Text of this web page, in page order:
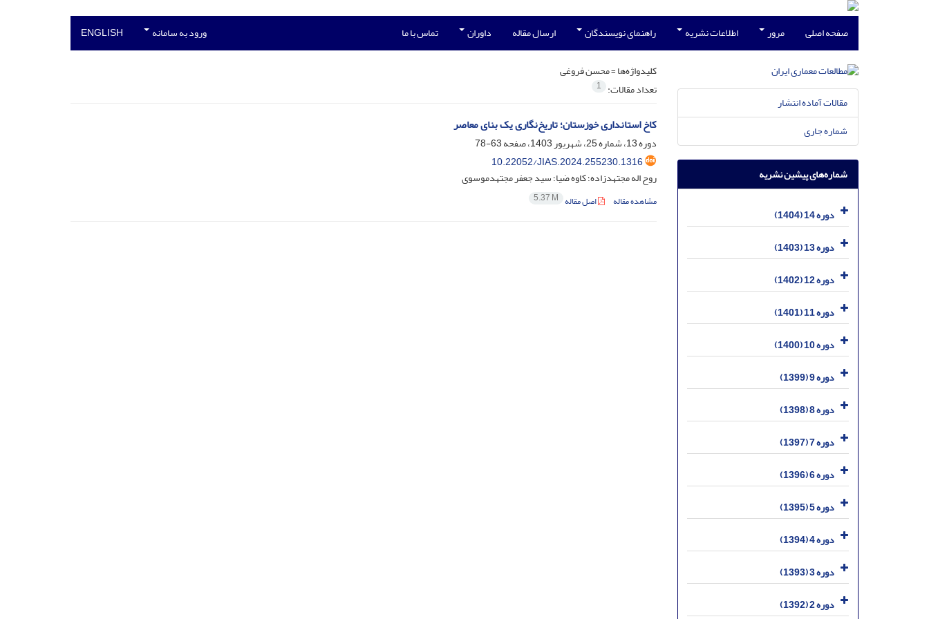
صفحه اصلی مرور اطلاعات نشریه راهنمای نویسندگان ارسال مقاله داوران تماس با ما ورود به سامانه ENGLISH
کلیدواژه‌ها =محسن فروغی
تعداد مقالات: 1
کاخ استانداری خوزستان؛ تاریخ‌نگاری یک بنای معاصر
دوره 13، شماره 25، شهریور 1403، صفحه
63-78
10.22052/JIAS.2024.255230.1316
روح اله مجتهدزاده؛ کاوه ضیا؛ سید جعفر مجتهدموسوی
مشاهده مقاله اصل مقاله 5.37 M
مقالات آماده انتشار
شماره جاری
شماره‌های پیشین نشریه
دوره 14 (1404)
دوره 13 (1403)
دوره 12 (1402)
دوره 11 (1401)
دوره 10 (1400)
دوره 9 (1399)
دوره 8 (1398)
دوره 7 (1397)
دوره 6 (1396)
دوره 5 (1395)
دوره 4 (1394)
دوره 3 (1393)
دوره 2 (1392)